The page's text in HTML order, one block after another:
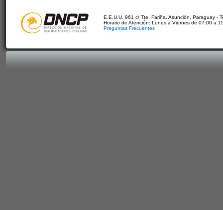
E.E.U.U. 961 c/ Tte. Fariña. Asunción, Paraguay -
Horario de Atención: Lunes a Viernes de 07:00 a
Preguntas Frecuentes